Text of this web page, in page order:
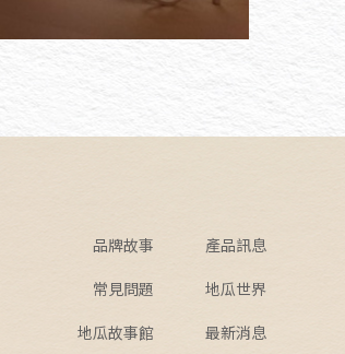
品牌故事 產品訊息
常見問題 地瓜世界
地瓜故事館 最新消息